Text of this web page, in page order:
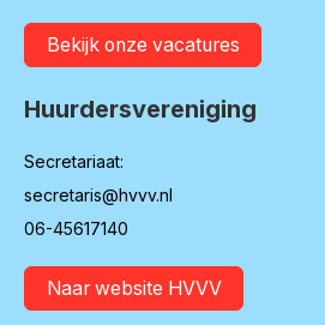
Bekijk onze vacatures
Huurdersvereniging
Secretariaat:
secretaris@hvvv.nl
06-45617140
Naar website HVVV